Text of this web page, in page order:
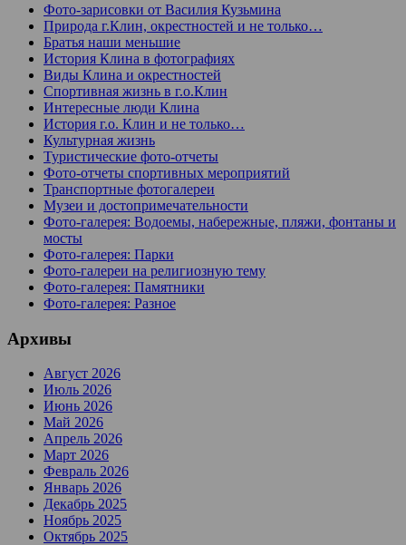
Фото-зарисовки от Василия Кузьмина
Природа г.Клин, окрестностей и не только…
Братья наши меньшие
История Клина в фотографиях
Виды Клина и окрестностей
Спортивная жизнь в г.о.Клин
Интересные люди Клина
История г.о. Клин и не только…
Культурная жизнь
Туристические фото-отчеты
Фото-отчеты спортивных мероприятий
Транспортные фотогалереи
Музеи и достопримечательности
Фото-галерея: Водоемы, набережные, пляжи, фонтаны и
мосты
Фото-галерея: Парки
Фото-галереи на религиозную тему
Фото-галерея: Памятники
Фото-галерея: Разное
Архивы
Август 2026
Июль 2026
Июнь 2026
Май 2026
Апрель 2026
Март 2026
Февраль 2026
Январь 2026
Декабрь 2025
Ноябрь 2025
Октябрь 2025